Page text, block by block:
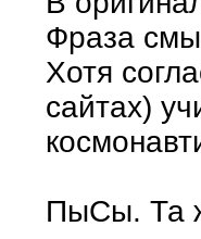
Фраза
Хотя
сайтах)
ПыСы. Та